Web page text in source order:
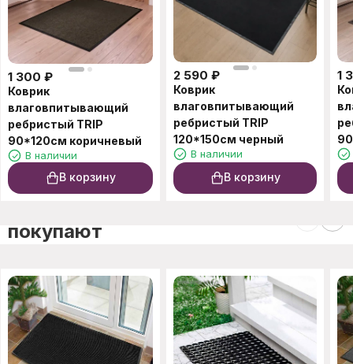
1 300 ₽
Коврик
влаговпитывающий
ребристый TRIP
90*120см коричневый
В наличии
В корзину
2 590 ₽
Коврик
влаговпитывающий
ребристый TRIP
120*150см черный
В наличии
В корзину
1
покупают